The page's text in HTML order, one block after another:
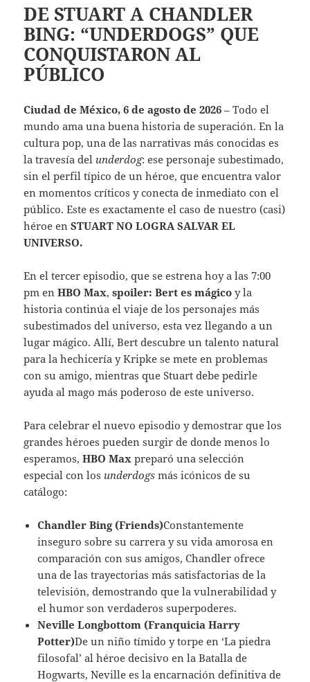
DE STUART A CHANDLER
BING: “UNDERDOGS” QUE
CONQUISTARON AL
PÚBLICO
Ciudad de México, 6 de agosto de 2026– Todo el
mundo ama una buena historia de superación. En la
cultura pop, una de las narrativas más conocidas es
la travesía del underdog: ese personaje subestimado,
sin el perfil típico de un héroe, que encuentra valor
en momentos críticos y conecta de inmediato con el
público. Este es exactamente el caso de nuestro (casi)
héroe enSTUART NO LOGRA SALVAR EL
UNIVERSO.
En el tercer episodio, que se estrena hoy a las 7:00
pm enHBO Max,spoiler: Bert es mágicoy la
historia continúa el viaje de los personajes más
subestimados del universo, esta vez llegando a un
lugar mágico. Allí, Bert descubre un talento natural
para la hechicería y Kripke se mete en problemas
con su amigo, mientras que Stuart debe pedirle
ayuda al mago más poderoso de este universo.
Para celebrar el nuevo episodio y demostrar que los
grandes héroes pueden surgir de donde menos lo
esperamos,HBO Max preparó una selección
especial con los underdogs más icónicos de su
catálogo:
Chandler Bing (Friends)Constantemente
inseguro sobre su carrera y su vida amorosa en
comparación con sus amigos, Chandler ofrece
una de las trayectorias más satisfactorias de la
televisión, demostrando que la vulnerabilidad y
el humor son verdaderos superpoderes.
Neville Longbottom (Franquicia Harry
Potter)De un niño tímido y torpe en ‘La piedra
filosofal’ al héroe decisivo en la Batalla de
Hogwarts, Neville es la encarnación definitiva de